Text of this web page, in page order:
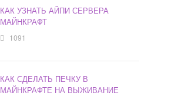
КАК УЗНАТЬ АЙПИ СЕРВЕРА
МАЙНКРАФТ
1091
КАК СДЕЛАТЬ ПЕЧКУ В
МАЙНКРАФТЕ НА ВЫЖИВАНИЕ